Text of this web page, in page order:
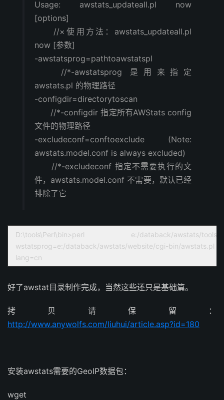
Usage: awstats_updateall.pl now
[options]
//×使用方法：awstats_updateall.pl
now [参数]
-awstatsprog=pathtoawstatspl
//*-awstatsprog 是用来指定
awstats.pl 的物理路径
-configdir=directorytoscan
//*-configdir 指定所有AWStats config
文件的物理路径
-excludeconf=conftoexclude (Note:
awstats.model.conf is always excluded)
//*-excludeconf 指定不需要执行的文
件，awstats.model.conf 不需要，默认已经
排除了它
D:\tools\Perl\bin>perl e:/databack/
wstatsprog=e:/databack/awstats/website/cgi-bin/
lang=cn
好了awstat目录制作完成，当然这些还只是基础篇。
拷贝请保留：
http://www.anywolfs.com/liuhui/article.asp?id=180
安装awstats需要的GeoIP数据包：
wget